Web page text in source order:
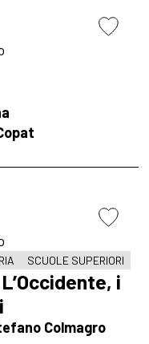
SCUOLE SUPERIORI
i
Colmagro